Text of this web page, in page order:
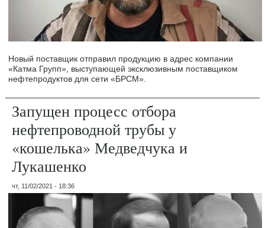
Новый поставщик отправил продукцию в адрес компании
«Катма Групп», выступающей эксклюзивным поставщиком
нефтепродуктов для сети «БРСМ».
Запущен процесс отбора
нефтепроводной трубы у
«кошелька» Медведчука и
Лукашенко
чт, 11/02/2021 - 18:36